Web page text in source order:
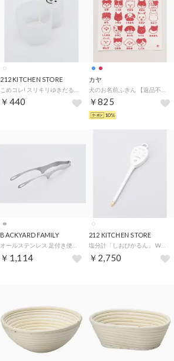
212 KITCHEN STORE
￥440
カヤ
￥825
10%
BACKYARD FAMILY
￥1,114
212 KITCHEN STORE
塩分計「しおぴかるん」 WH【返品不可商品】 （その他）
￥2,750